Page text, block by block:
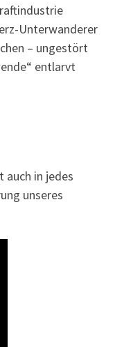
Unterwanderer
– ungestört
entlarvt
in jedes
unseres